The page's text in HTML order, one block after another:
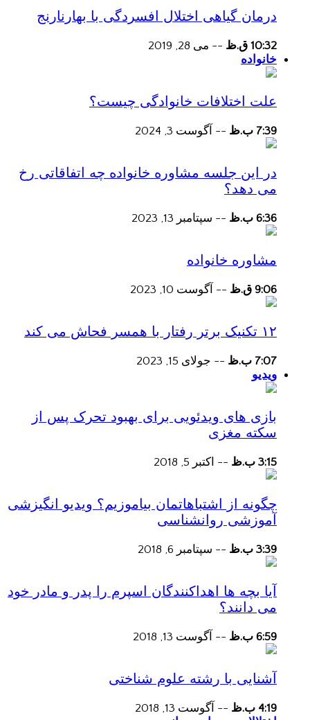
درمان گیاهی اختلال افسردگی با بهارنارنج
10:32 ق.ظ -- می 28, 2019
خانواده
علت اختلافات خانوادگی چیست؟
7:39 ب.ظ -- آگوست 3, 2024
در این جلسه مشاوره خانواده چه اتفاقاتی رخ
می دهد؟
6:36 ب.ظ -- سپتامبر 13, 2023
مشاوره خانواده
9:06 ق.ظ -- آگوست 10, 2023
۱۲ تکنیک برتر رفتار با همسر فحاش می کند
7:07 ب.ظ -- جولای 15, 2023
ویدیو
بازی های ویدئویی برای بهبود تحرک پس از
سکته مغزی
3:15 ب.ظ -- اکتبر 5, 2018
چگونه از اشتباهاتمان بیاموزیم؟ ویدیو انگیزشی
آموزشی روانشناسی
3:39 ب.ظ -- سپتامبر 6, 2018
آیا بچه ها اهداکنندگان اسپرم را پدر و مادر خود
می دانند؟
6:59 ب.ظ -- آگوست 13, 2018
آشنایی با رشته علوم شناختی
4:19 ب.ظ -- آگوست 13, 2018